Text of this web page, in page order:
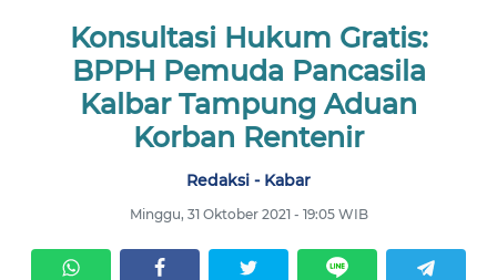
Konsultasi Hukum Gratis:
BPPH Pemuda Pancasila
Kalbar Tampung Aduan
Korban Rentenir
Redaksi - Kabar
Minggu, 31 Oktober 2021 - 19:05 WIB
LPKSM
BERITA
HAK &